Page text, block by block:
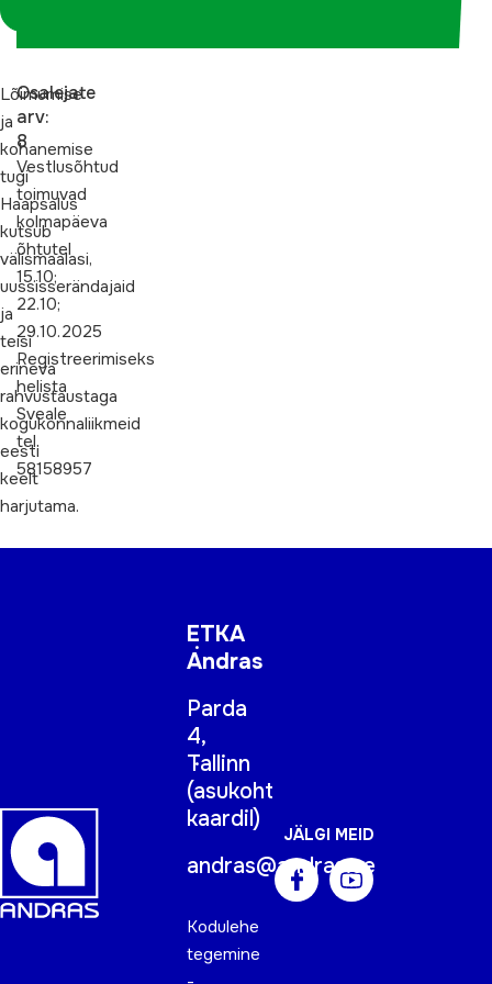
Lõimumise
ja
kohanemise
tugi
Haapsalus
kutsub
välismaalasi,
uussisserändajaid
ja
teisi
erineva
rahvustaustaga
kogukonnaliikmeid
eesti
keelt
harjutama.
Osalejate
arv:
8
Vestlusõhtud
toimuvad
kolmapäeva
õhtutel
15.10;
22.10;
29.10.2025
Registreerimiseks
helista
Sveale
tel.
58158957
ETKA
Andras
Parda
4,
Tallinn
(asukoht
kaardil)
andras@andras.ee
Kodulehe
tegemine
JÄLGI MEID